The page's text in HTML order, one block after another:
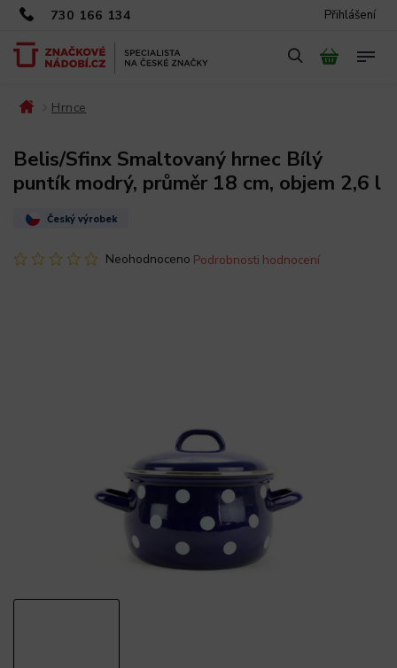
730 166 134 Přihlášení
Hrnce
Belis/Sfinx Smaltovaný hrnec Bílý
puntík modrý, průměr 18 cm, objem 2,6 l
Český výrobek
Neohodnoceno Podrobnosti hodnocení